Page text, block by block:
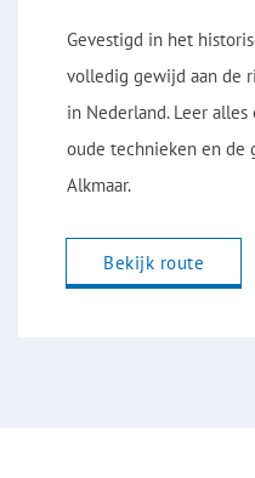
Gevestigd in het
volledig gewijd aan de
in Nederland. Leer
oude technieken en de
Alkmaar.
Bekijk route